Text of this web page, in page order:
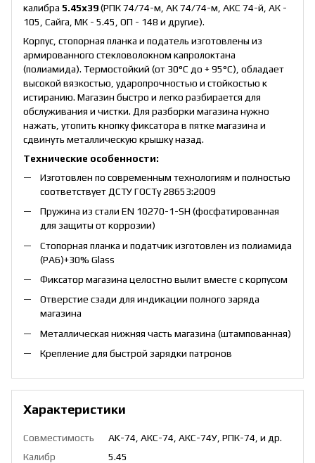
калибра 5.45х39(РПК 74/74-м, АК 74/74-м, АКС 74-й, АК -
105, Сайга, МК - 5.45, ОП - 148 и другие).
Корпус, стопорная планка и податель изготовлены из
армированного стекловолокном капролоктана
(полиамида). Термостойкий (от 30°C до + 95°C), обладает
высокой вязкостью, ударопрочностью и стойкостью к
истиранию. Магазин быстро и легко разбирается для
обслуживания и чистки. Для разборки магазина нужно
нажать, утопить кнопку фиксатора в пятке магазина и
сдвинуть металлическую крышку назад.
Технические особенности:
Изготовлен по современным технологиям и полностью
соответствует ДСТУ ГОСТу 28653:2009
Пружина из стали EN 10270-1-SH (фосфатированная
для защиты от коррозии)
Стопорная планка и податчик изготовлен из полиамида
(PA6)+30% Glass
Фиксатор магазина целостно вылит вместе с корпусом
Отверстие сзади для индикации полного заряда
магазина
Металлическая нижняя часть магазина (штампованная)
Крепление для быстрой зарядки патронов
Характеристики
Совместимость
AK-74, АКС-74, АКС-74У, РПК-74, и др.
Калибр
5.45